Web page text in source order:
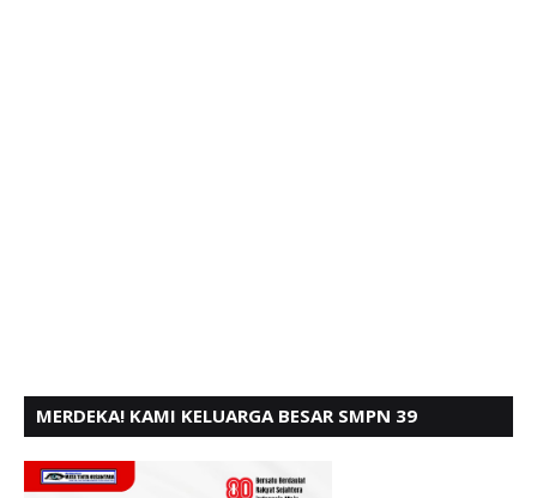
MERDEKA! KAMI KELUARGA BESAR SMPN 39